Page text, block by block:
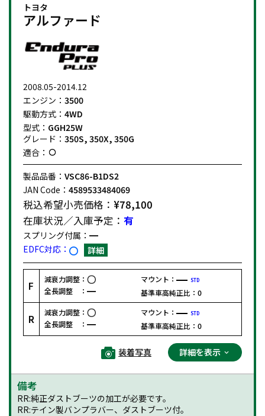
トヨタ
アルファード
2008.05-2014.12
エンジン： 3500
駆動方式： 4WD
型式： GGH25W
グレード： 350S, 350X, 350G
適合：
製品品番： VSC86-B1DS2
JAN Code： 4589533484069
税込希望小売価格： ¥78,100
在庫状況／入庫予定： 有
スプリング付属：
EDFC対応：
詳細
F
減衰力調整：
全長調整 ：
マウント： STD
基準車高純正比： 0
R
減衰力調整：
全長調整 ：
マウント： STD
基準車高純正比： 0
装着写真 詳細を表示
備考
RR:純正ダストブーツの加工が必要です。
RR:テイン製バンプラバー、ダストブーツ付。